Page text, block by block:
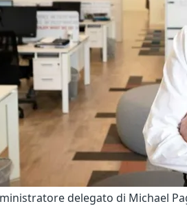
delegato di Michael